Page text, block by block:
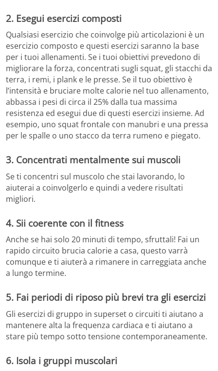
2. Esegui esercizi composti
Qualsiasi esercizio che coinvolge più articolazioni è un
esercizio composto e questi esercizi saranno la base
per i tuoi allenamenti. Se i tuoi obiettivi prevedono di
migliorare la forza, concentrati sugli squat, gli stacchi da
terra, i remi, i plank e le presse. Se il tuo obiettivo è
l’intensità e bruciare molte calorie nel tuo allenamento,
abbassa i pesi di circa il 25% dalla tua massima
resistenza ed esegui due di questi esercizi insieme. Ad
esempio, uno squat frontale con manubri e una pressa
per le spalle o uno stacco da terra rumeno e piegato.
3. Concentrati mentalmente sui muscoli
Se ti concentri sul muscolo che stai lavorando, lo
aiuterai a coinvolgerlo e quindi a vedere risultati
migliori.
4. Sii coerente con il fitness
Anche se hai solo 20 minuti di tempo, sfruttali! Fai un
rapido circuito brucia calorie a casa, questo varrà
comunque e ti aiuterà a rimanere in carreggiata anche
a lungo termine.
5. Fai periodi di riposo più brevi tra gli esercizi
Gli esercizi di gruppo in superset o circuiti ti aiutano a
mantenere alta la frequenza cardiaca e ti aiutano a
stare più tempo sotto tensione contemporaneamente.
6. Isola i gruppi muscolari